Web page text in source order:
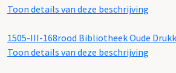
Toon details van deze beschrijving
1505-III-168rood Bibliotheek Oude
Toon details van deze beschrijving